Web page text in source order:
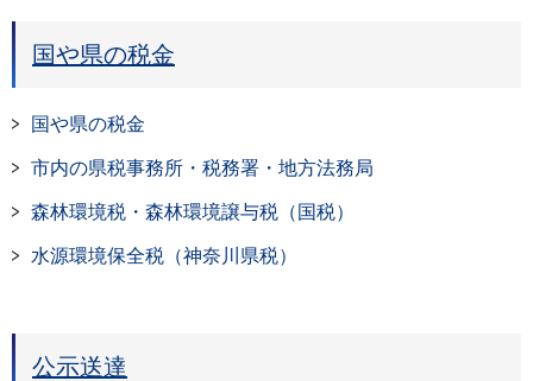
国や県の税金
国や県の税金
市内の県税事務所・税務署・地方法務局
森林環境税・森林環境譲与税（国税）
水源環境保全税（神奈川県税）
公示送達